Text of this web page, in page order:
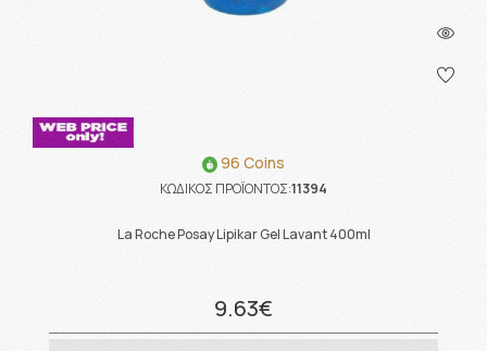
96 Coins
ΚΩΔΙΚΟΣ ΠΡΟΪΟΝΤΟΣ:11394
La Roche Posay Lipikar Gel Lavant 400ml
9.63€